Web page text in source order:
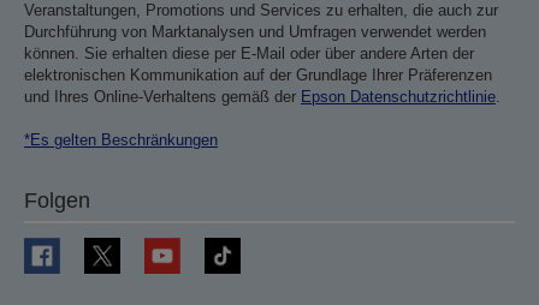
Veranstaltungen, Promotions und Services zu erhalten, die auch zur
Durchführung von Marktanalysen und Umfragen verwendet werden
können. Sie erhalten diese per E-Mail oder über andere Arten der
elektronischen Kommunikation auf der Grundlage Ihrer Präferenzen
und Ihres Online-Verhaltens gemäß der Epson Datenschutzrichtlinie.
*Es gelten Beschränkungen
Folgen